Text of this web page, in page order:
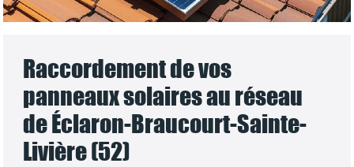
Raccordement de vos
panneaux solaires au réseau
de Éclaron-Braucourt-Sainte-
Livière (52)